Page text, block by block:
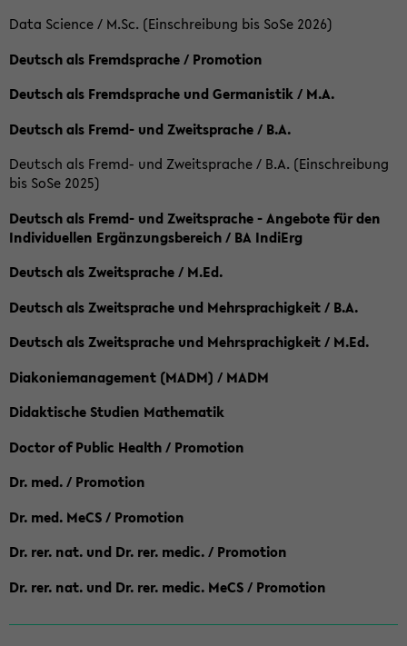
Data Science / M.Sc. (Einschreibung bis SoSe 2026)
Deutsch als Fremdsprache / Promotion
Deutsch als Fremdsprache und Germanistik / M.A.
Deutsch als Fremd- und Zweitsprache / B.A.
Deutsch als Fremd- und Zweitsprache / B.A. (Einschreibung
bis SoSe 2025)
Deutsch als Fremd- und Zweitsprache - Angebote für den
Individuellen Ergänzungsbereich / BA IndiErg
Deutsch als Zweitsprache / M.Ed.
Deutsch als Zweitsprache und Mehrsprachigkeit / B.A.
Deutsch als Zweitsprache und Mehrsprachigkeit / M.Ed.
Diakoniemanagement (MADM) / MADM
Didaktische Studien Mathematik
Doctor of Public Health / Promotion
Dr. med. / Promotion
Dr. med. MeCS / Promotion
Dr. rer. nat. und Dr. rer. medic. / Promotion
Dr. rer. nat. und Dr. rer. medic. MeCS / Promotion